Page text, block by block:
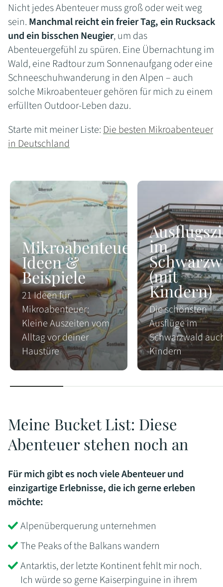
Nicht jedes Abenteuer muss groß oder weit weg
sein. Manchmal reicht ein freier Tag, ein Rucksack
und ein bisschen Neugier, um das
Abenteuergefühl zu spüren. Eine Übernachtung im
Wald, eine Radtour zum Sonnenaufgang oder eine
Schneeschuhwanderung in den Alpen – auch
solche Mikroabenteuer gehören für mich zu einem
erfüllten Outdoor-Leben dazu.
Starte mit meiner Liste: Die besten Mikroabenteuer
in Deutschland
Mikroabenteuer
Ideen &
Beispiele
21 Ideen für
Mikroabenteuer:
Kleine Auszeiten vom
Alltag vor deiner
Haustüre
im
(mit
Kindern)
Die schönsten
Ausflüge im
Schwarzwald
Kindern
Meine Bucket List: Diese
Abenteuer stehen noch an
Für mich gibt es noch viele Abenteuer und
einzigartige Erlebnisse, die ich gerne erleben
möchte:
Alpenüberquerung unternehmen
The Peaks of the Balkans wandern
Antarktis, der letzte Kontinent fehlt mir noch.
Ich würde so gerne Kaiserpinguine in ihrem